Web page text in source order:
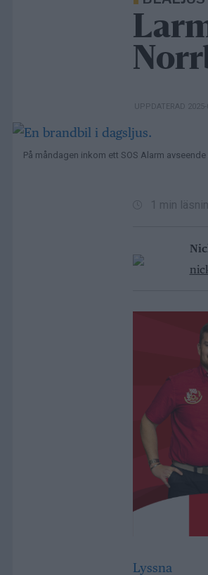
UPPDATERAD 2025-
På måndagen inkom ett SOS Alarm
1 min
Lyssna